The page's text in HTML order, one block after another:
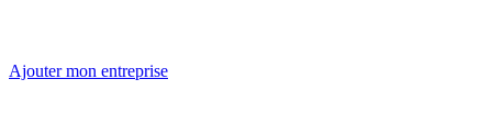
Ajouter mon entreprise